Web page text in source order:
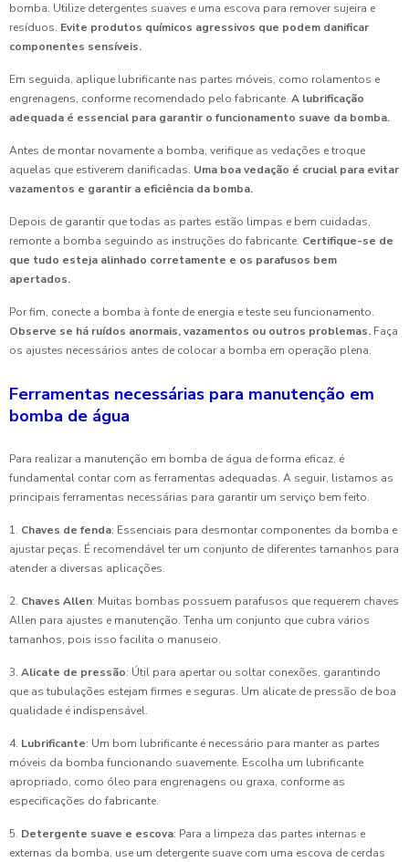
bomba. Utilize detergentes suaves e uma escova para remover sujeira e
resíduos. Evite produtos químicos agressivos que podem danificar
componentes sensíveis.
Em seguida, aplique lubrificante nas partes móveis, como rolamentos e
engrenagens, conforme recomendado pelo fabricante. A lubrificação
adequada é essencial para garantir o funcionamento suave da bomba.
Antes de montar novamente a bomba, verifique as vedações e troque
aquelas que estiverem danificadas. Uma boa vedação é crucial para evitar
vazamentos e garantir a eficiência da bomba.
Depois de garantir que todas as partes estão limpas e bem cuidadas,
remonte a bomba seguindo as instruções do fabricante. Certifique-se de
que tudo esteja alinhado corretamente e os parafusos bem
apertados.
Por fim, conecte a bomba à fonte de energia e teste seu funcionamento.
Observe se há ruídos anormais, vazamentos ou outros problemas. Faça
os ajustes necessários antes de colocar a bomba em operação plena.
Ferramentas necessárias para manutenção em
bomba de água
Para realizar a manutenção em bomba de água de forma eficaz, é
fundamental contar com as ferramentas adequadas. A seguir, listamos as
principais ferramentas necessárias para garantir um serviço bem feito.
1. Chaves de fenda: Essenciais para desmontar componentes da bomba e
ajustar peças. É recomendável ter um conjunto de diferentes tamanhos para
atender a diversas aplicações.
2. Chaves Allen: Muitas bombas possuem parafusos que requerem chaves
Allen para ajustes e manutenção. Tenha um conjunto que cubra vários
tamanhos, pois isso facilita o manuseio.
3. Alicate de pressão: Útil para apertar ou soltar conexões, garantindo
que as tubulações estejam firmes e seguras. Um alicate de pressão de boa
qualidade é indispensável.
4. Lubrificante: Um bom lubrificante é necessário para manter as partes
móveis da bomba funcionando suavemente. Escolha um lubrificante
apropriado, como óleo para engrenagens ou graxa, conforme as
especificações do fabricante.
5. Detergente suave e escova: Para a limpeza das partes internas e
externas da bomba, use um detergente suave com uma escova de cerdas